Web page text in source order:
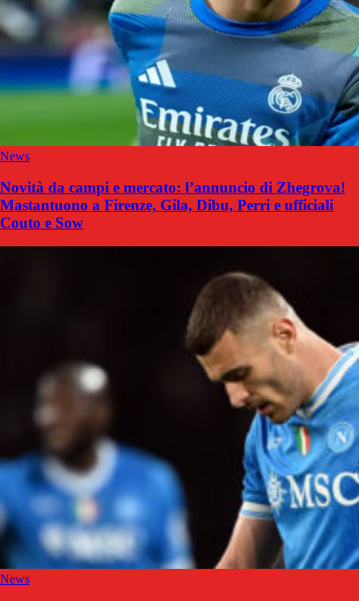
News
Novità da campi e mercato: l’annuncio di Zhegrova!
Mastantuono a Firenze, Gila, Dibu, Perri e ufficiali
Couto e Sow
News